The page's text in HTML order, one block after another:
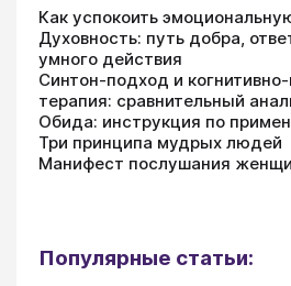
Как успокоить
Духовность: путь добра,
умного действия
Синтон-подход и
терапия: сравнительный
Обида: инструкция по
Три принципа мудрых людей
Манифест послушания
Популярные статьи: